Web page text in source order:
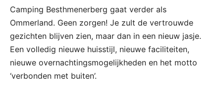
Camping Besthmenerberg gaat verder als
Ommerland. Geen zorgen! Je zult de vertrouwde
gezichten blijven zien, maar dan in een nieuw jasje.
Een volledig nieuwe huisstijl, nieuwe faciliteiten,
nieuwe overnachtingsmogelijkheden en het motto
‘verbonden met buiten’.